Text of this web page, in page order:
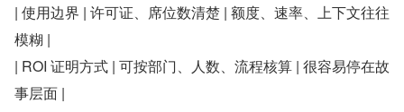
| 使用边界 | 许可证、席位数清楚 | 额度、速率、上下文往往
模糊 |
| ROI 证明方式 | 可按部门、人数、流程核算 | 很容易停在故
事层面 |